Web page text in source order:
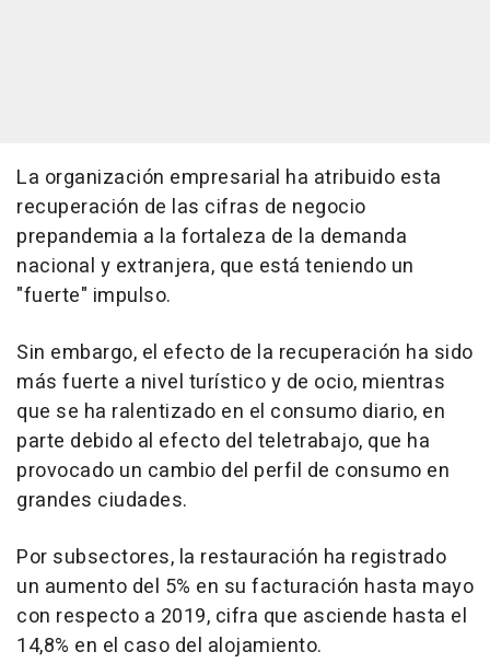
La organización empresarial ha atribuido esta
recuperación de las cifras de negocio
prepandemia a la fortaleza de la demanda
nacional y extranjera, que está teniendo un
"fuerte" impulso.
Sin embargo, el efecto de la recuperación ha sido
más fuerte a nivel turístico y de ocio, mientras
que se ha ralentizado en el consumo diario, en
parte debido al efecto del teletrabajo, que ha
provocado un cambio del perfil de consumo en
grandes ciudades.
Por subsectores, la restauración ha registrado
un aumento del 5% en su facturación hasta mayo
con respecto a 2019, cifra que asciende hasta el
14,8% en el caso del alojamiento.